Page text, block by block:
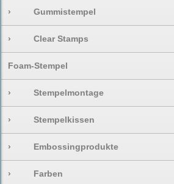
› Gummistempel
› Clear Stamps
Foam-Stempel
› Stempelmontage
› Stempelkissen
› Embossingprodukte
› Farben